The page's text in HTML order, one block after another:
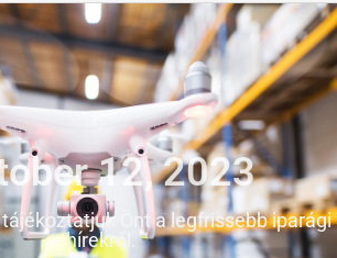
12, 2023
Önt a legfrissebb iparági
hírekről.